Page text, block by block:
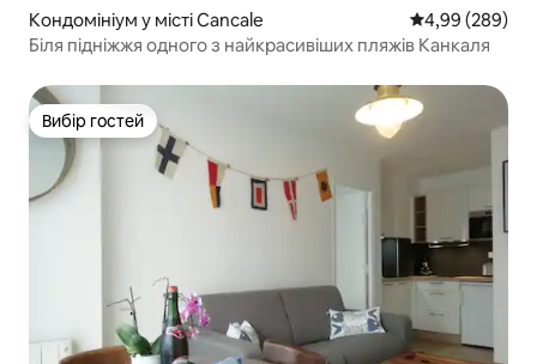
Кондомініум у місті Cancale Середня
4,99 (289)
Біля підніжжя одного з найкрасивіших пляжів Канкаля
Вибір гостей
Вибір гостей